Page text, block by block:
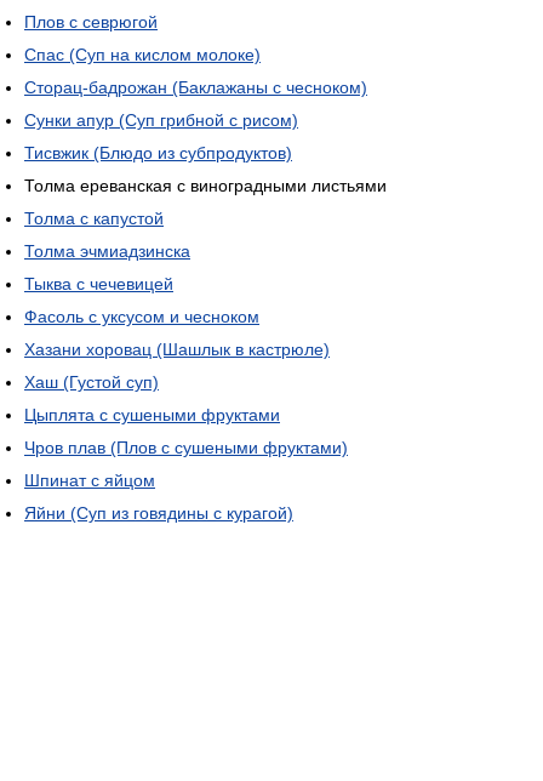
Плов с севрюгой
Спас (Суп на кислом молоке)
Сторац-бадрожан (Баклажаны с чесноком)
Сунки апур (Суп грибной с рисом)
Тисвжик (Блюдо из субпродуктов)
Толма ереванская с виноградными листьями
Толма с капустой
Толма эчмиадзинска
Тыква с чечевицей
Фасоль с уксусом и чесноком
Хазани хоровац (Шашлык в кастрюле)
Хаш (Густой суп)
Цыплята с сушеными фруктами
Чров плав (Плов с сушеными фруктами)
Шпинат с яйцом
Яйни (Суп из говядины с курагой)